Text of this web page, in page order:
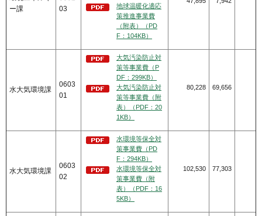
ー課
03
地球温暖化適応
策推進事業費
（附表）（PD
F：104KB）
水大気環境課
0603
01
大気汚染防止対
策等事業費（P
DF：299KB）
大気汚染防止対
策等事業費（附
表）（PDF：20
1KB）
80,228 69,656
水大気環境課
0603
02
水環境等保全対
策事業費（PD
F：294KB）
水環境等保全対
策事業費（附
表）（PDF：16
5KB）
102,530 77,303